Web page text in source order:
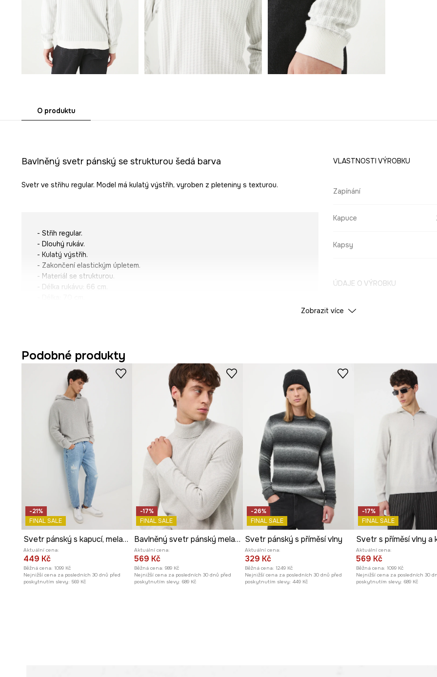
O produktu
Bavlněný svetr pánský se strukturou šedá barva
Svetr ve střihu regular. Model má kulatý výstřih, vyroben z pleteniny s texturou.
- Střih regular.
- Dlouhý rukáv.
- Kulatý výstřih.
- Zakončení elastickým úpletem.
- Materiál se strukturou.
- Délka rukávu: 66 cm.
VLASTNOSTI VÝROBKU
Zapínání
Kapuce
Kapsy
ÚDAJE O VÝROBKU
Barva
Výrobce
Zobrazit více
Podobné produkty
-21%
FINAL SALE
Svetr pánský s kapucí, melanž
Aktuální cena:
449 Kč
Běžná cena: 1099 Kč
Nejnižší cena za posledních 30 dnů před
poskytnutím slevy: 569 Kč
-17%
FINAL SALE
Bavlněný svetr pánský melanžový
Aktuální cena:
569 Kč
Běžná cena: 989 Kč
Nejnižší cena za posledních 30 dnů před
poskytnutím slevy: 689 Kč
-26%
FINAL SALE
Svetr pánský s příměsí vlny
Aktuální cena:
329 Kč
Běžná cena: 1249 Kč
Nejnižší cena za posledních 30 dnů před
poskytnutím slevy: 449 Kč
-17%
FINAL SALE
Aktuální cena:
569 Kč
Běžná cena: 1099 Kč
Nejnižší cena za posledních 30
poskytnutím slevy: 689 Kč